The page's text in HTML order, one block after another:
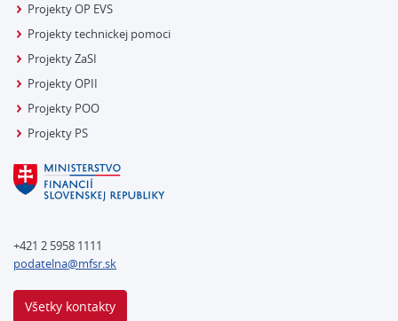
Projekty OP EVS
Projekty technickej pomoci
Projekty ZaSI
Projekty OPII
Projekty POO
Projekty PS
+421 2 5958 1111
podatelna@mfsr.sk
Všetky kontakty